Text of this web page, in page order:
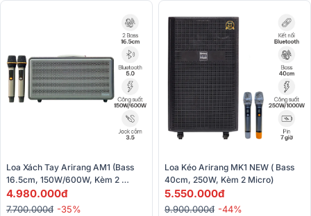
Loa Xách Tay Arirang AM1 (Bass
16.5cm, 150W/600W, Kèm 2
Micro)
4.980.000đ
7.700.000đ -35%
Loa Kéo Arirang MK1 NEW ( Bass
40cm, 250W, Kèm 2 Micro)
5.550.000đ
9.900.000đ -44%